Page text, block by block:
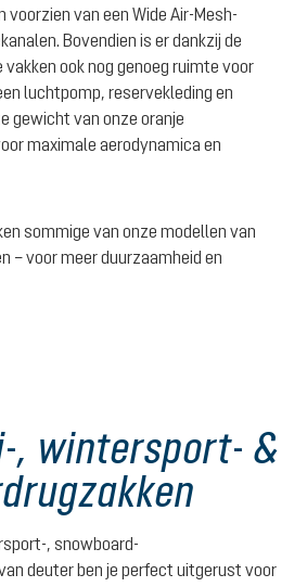
voorzien van een Wide Air-Mesh-
Bovendien is er dankzij de
ook nog genoeg ruimte voor
luchtpomp, reservekleding en
gewicht van onze oranje
maximale aerodynamica en
sommige van onze modellen van
– voor meer duurzaamheid en
, wintersport- &
, snowboard-
deuter ben je perfect uitgerust voor